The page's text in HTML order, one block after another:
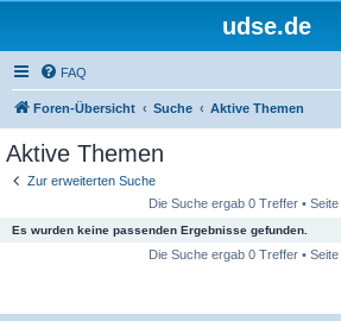
udse.de
FAQ
Foren-Übersicht Suche Aktive Themen
Aktive Themen
Zur erweiterten Suche
Die Suche ergab 0 Treffer • Seite
Es wurden keine passenden Ergebnisse gefunden.
Die Suche ergab 0 Treffer • Seite